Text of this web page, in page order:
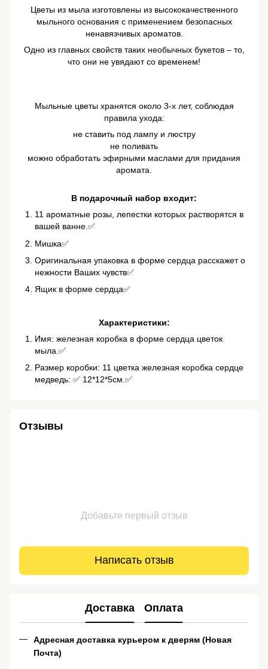
Цветы из мыла изготовлены из высококачественного
мыльного основания с применением безопасных
ненавязчивых ароматов.
Одно из главных свойств таких необычных букетов – то,
что они не увядают со временем!
Мыльные цветы хранятся около 3-х лет, соблюдая
правила ухода:
не ставить под лампу и люстру
не поливать
можно обработать эфирными маслами для придания
аромата.
В подарочный набор входит:
11 ароматные розы, лепестки которых растворятся в
вашей ванне.✅
Мишка✅
Оригинальная упаковка в форме сердца расскажет о
нежности Ваших чувств✅
Ящик в форме сердца✅
Характеристики:
Имя: железная коробка в форме сердца цветок
мыла.✅
Размер коробки: 11 цветка железная коробка сердце
медведь: ✅ 12*12*5см.✅
Отзывы
Добавьте первый отзыв
Написать отзыв
Доставка Оплата
Адресная доставка курьером к дверям (Новая
Почта)